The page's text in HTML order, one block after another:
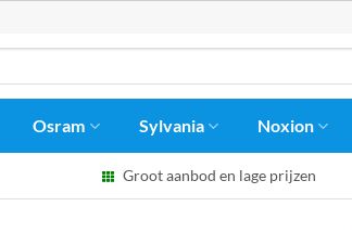
Osram Sylvania Noxion
Groot aanbod en lage prijzen